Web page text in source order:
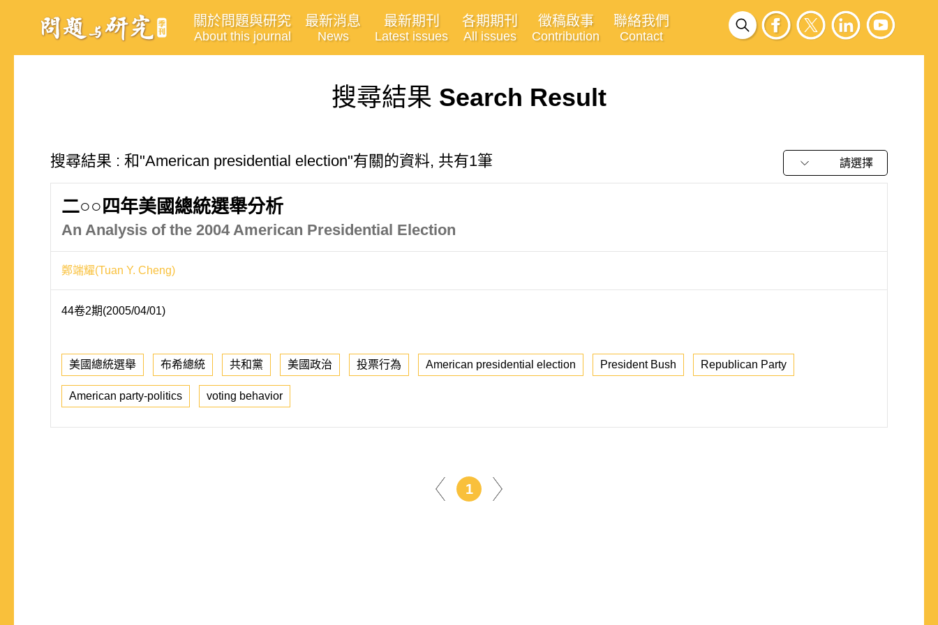
關於問題與研究
About this journal
最新消息
News
最新期刊
Latest issues
各期期刊
All issues
徵稿啟事
Contribution
聯絡我們
Contact
搜尋結果 Search Result
搜尋結果 : 和"American presidential election"有關的資料, 共有1筆 請選擇
二○○四年美國總統選舉分析
An Analysis of the 2004 American Presidential Election
鄭端耀(Tuan Y. Cheng)
44卷2期(2005/04/01)
美國總統選舉 布希總統 共和黨 美國政治 投票行為 American presidential election President Bush Republican Party
American party-politics voting behavior
1